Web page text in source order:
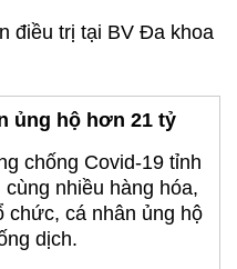
điều trị tại BV Đa khoa
ủng hộ hơn 21 tỷ
chống Covid-19 tỉnh
nhiều hàng hóa,
cá nhân ủng hộ
dịch.